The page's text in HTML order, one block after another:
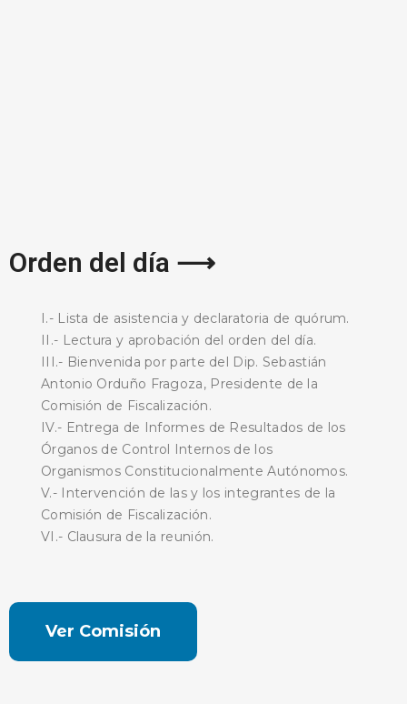
Orden del día ⟶
I.- Lista de asistencia y declaratoria de quórum.
II.- Lectura y aprobación del orden del día.
III.- Bienvenida por parte del Dip. Sebastián
Antonio Orduño Fragoza, Presidente de la
Comisión de Fiscalización.
IV.- Entrega de Informes de Resultados de los
Órganos de Control Internos de los
Organismos Constitucionalmente Autónomos.
V.- Intervención de las y los integrantes de la
Comisión de Fiscalización.
VI.- Clausura de la reunión.
Ver Comisión